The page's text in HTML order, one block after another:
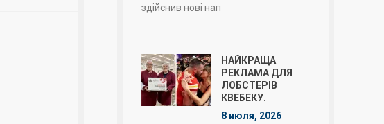
здійснив нові нап
НАЙКРАЩА
РЕКЛАМА ДЛЯ
ЛОБСТЕРІВ
КВЕБЕКУ.
8 июля, 2026